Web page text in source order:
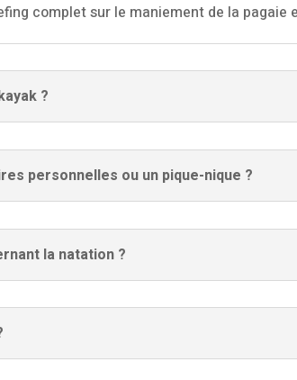
complet sur le maniement de la pagaie
?
personnelles ou un pique-nique ?
la natation ?